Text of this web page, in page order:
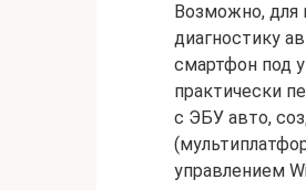
Возможно, для
диагностику
смартфон под
практически
с ЭБУ авто,
управлением